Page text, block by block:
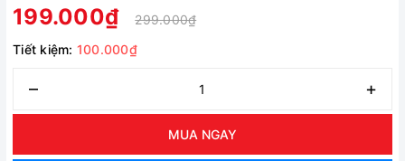
199.000₫
299.000₫
Tiết kiệm: 100.000₫
– +
MUA NGAY